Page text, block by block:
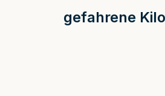
gefahrene